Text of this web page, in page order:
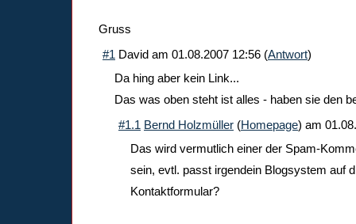
Gruss
#1 David am 01.08.2007 12:56 (Antwort)
Da hing aber kein Link...
Das was oben steht ist alles - haben sie den
#1.1 Bernd Holzmüller (Homepage) am
Das wird vermutlich einer der Spam-
sein, evtl. passt irgendein Blogsystem auf
Kontaktformular?